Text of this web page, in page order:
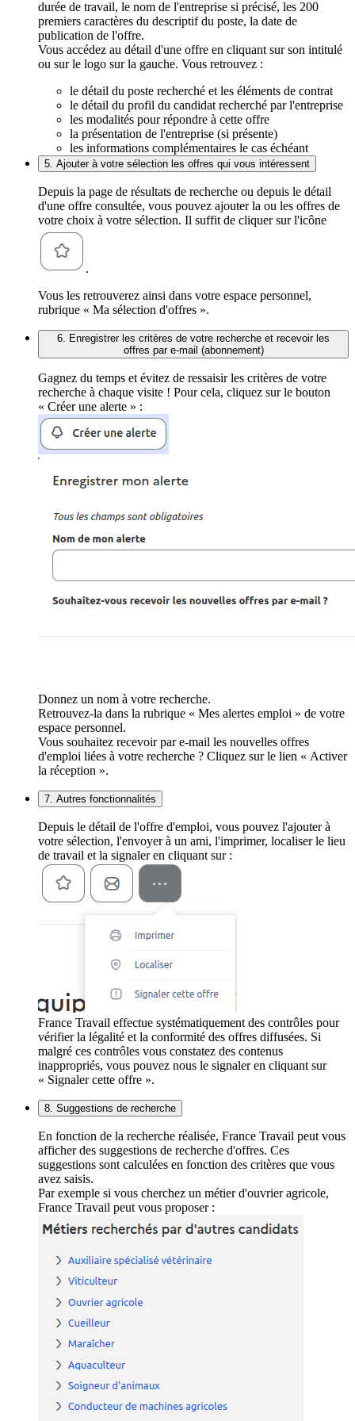
durée de travail, le nom de l'entreprise si précisé, les 200
premiers caractères du descriptif du poste, la date de
publication de l'offre.
Vous accédez au détail d'une offre en cliquant sur son intitulé
ou sur le logo sur la gauche. Vous retrouvez :
le détail du poste recherché et les éléments de contrat
le détail du profil du candidat recherché par l'entreprise
les modalités pour répondre à cette offre
la présentation de l'entreprise (si présente)
les informations complémentaires le cas échéant
5. Ajouter à votre sélection les offres qui vous intéressent
Depuis la page de résultats de recherche ou depuis le détail
d'une offre consultée, vous pouvez ajouter la ou les offres de
votre choix à votre sélection. Il suffit de cliquer sur l'icône
.
Vous les retrouverez ainsi dans votre espace personnel,
rubrique « Ma sélection d'offres ».
6. Enregistrer les critères de votre recherche et recevoir les
offres par e-mail (abonnement)
Gagnez du temps et évitez de ressaisir les critères de votre
recherche à chaque visite ! Pour cela, cliquez sur le bouton
« Créer une alerte » :
Donnez un nom à votre recherche.
Retrouvez-la dans la rubrique « Mes alertes emploi » de votre
espace personnel.
Vous souhaitez recevoir par e-mail les nouvelles offres
d'emploi liées à votre recherche ? Cliquez sur le lien « Activer
la réception ».
7. Autres fonctionnalités
Depuis le détail de l'offre d'emploi, vous pouvez l'ajouter à
votre sélection, l'envoyer à un ami, l'imprimer, localiser le lieu
de travail et la signaler en cliquant sur :
France Travail effectue systématiquement des contrôles pour
vérifier la légalité et la conformité des offres diffusées. Si
malgré ces contrôles vous constatez des contenus
inappropriés, vous pouvez nous le signaler en cliquant sur
« Signaler cette offre ».
8. Suggestions de recherche
En fonction de la recherche réalisée, France Travail peut vous
afficher des suggestions de recherche d'offres. Ces
suggestions sont calculées en fonction des critères que vous
avez saisis.
Par exemple si vous cherchez un métier d'ouvrier agricole,
France Travail peut vous proposer :